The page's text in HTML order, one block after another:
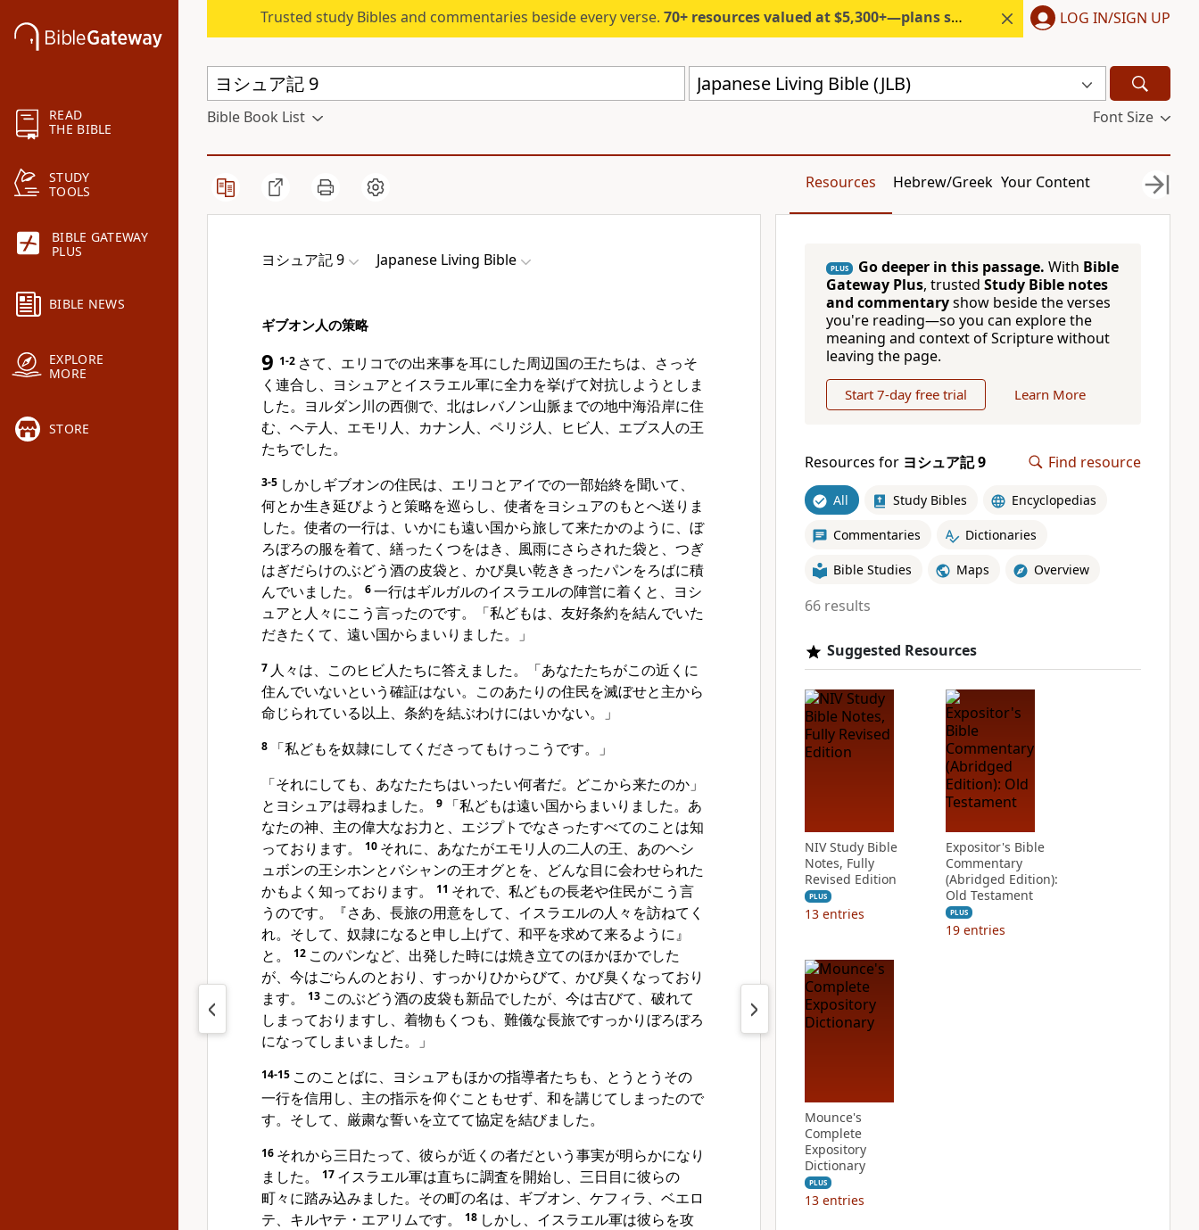
READ
THE BIBLE
STUDY
TOOLS
BIBLE GATEWAY
PLUS
BIBLE NEWS
EXPLORE
MORE
STORE
Trusted study Bibles and commentaries beside every verse. 70+ resources valued at $5,300+—plans start under $6/month. LOG IN/SIGN UP
Japanese Living Bible (JLB)
Bible Book List Font Size
Resources Hebrew/Greek Your Content
ヨシュア記 9 Japanese Living Bible
ギブオン人の策略
9 1-2 さて、エリコでの出来事を耳にした周辺国の王たちは、さっそ
く連合し、ヨシュアとイスラエル軍に全力を挙げて対抗しようとしま
した。ヨルダン川の西側で、北はレバノン山脈までの地中海沿岸に住
む、ヘテ人、エモリ人、カナン人、ペリジ人、ヒビ人、エブス人の王
たちでした。
3-5 しかしギブオンの住民は、エリコとアイでの一部始終を聞いて、
何とか生き延びようと策略を巡らし、使者をヨシュアのもとへ送りま
した。使者の一行は、いかにも遠い国から旅して来たかのように、ぼ
ろぼろの服を着て、繕ったくつをはき、風雨にさらされた袋と、つぎ
はぎだらけのぶどう酒の皮袋と、かび臭い乾ききったパンをろばに積
んでいました。
6一行はギルガルのイスラエルの陣営に着くと、ヨシ
ュアと人々にこう言ったのです。「私どもは、友好条約を結んでいた
だきたくて、遠い国からまいりました。」
7 人々は、このヒビ人たちに答えました。「あなたたちがこの近くに
住んでいないという確証はない。このあたりの住民を滅ぼせと主から
命じられている以上、条約を結ぶわけにはいかない。」
8
「私どもを奴隷にしてくださってもけっこうです。」
「それにしても、あなたたちはいったい何者だ。どこから来たのか」
とヨシュアは尋ねました。
9
「私どもは遠い国からまいりました。あ
なたの神、主の偉大なお力と、エジプトでなさったすべてのことは知
っております。
10 それに、あなたがエモリ人の二人の王、あのヘシ
ュボンの王シホンとバシャンの王オグとを、どんな目に会わせられた
かもよく知っております。
11 それで、私どもの長老や住民がこう言
うのです。『さあ、長旅の用意をして、イスラエルの人々を訪ねてく
れ。そして、奴隷になると申し上げて、和平を求めて来るように』
と。
12 このパンなど、出発した時には焼き立てのほかほかでした
が、今はごらんのとおり、すっかりひからびて、かび臭くなっており
ます。
13 このぶどう酒の皮袋も新品でしたが、今は古びて、破れて
しまっておりますし、着物もくつも、難儀な長旅ですっかりぼろぼろ
になってしまいました。」
14-15 このことばに、ヨシュアもほかの指導者たちも、とうとうその
一行を信用し、主の指示を仰ぐこともせず、和を講じてしまったので
す。そして、厳粛な誓いを立てて協定を結びました。
16 それから三日たって、彼らが近くの者だという事実が明らかになり
ました。
17 イスラエル軍は直ちに調査を開始し、三日目に彼らの
町々に踏み込みました。その町の名は、ギブオン、ケフィラ、ベエロ
テ、キルヤテ・エアリムです。
18 しかし、イスラエル軍は彼らを攻
PLUS Go deeper in this passage. With Bible
Gateway Plus, trusted Study Bible notes
and commentaryshow beside the verses
you're reading—so you can explore the
meaning and context of Scripture without
leaving the page.
Start 7-day free trial Learn More
Resources for ヨシュア記 9 Find resource
All Study Bibles Encyclopedias
Commentaries Dictionaries
Bible Studies Maps Overview
66 results
Suggested Resources
NIV Study Bible
Notes, Fully
Revised Edition
PLUS
13 entries
Expositor's Bible
Commentary
(Abridged Edition):
Old Testament
PLUS
19 entries
Mounce's
Complete
Expository
Dictionary
PLUS
13 entries